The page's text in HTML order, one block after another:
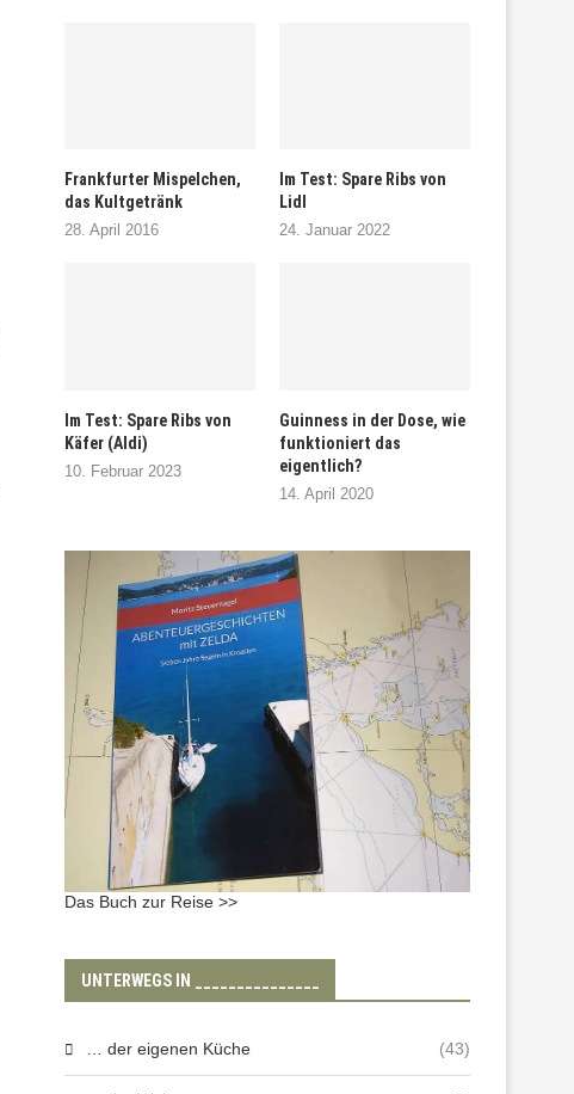
Frankfurter Mispelchen,
das Kultgetränk
28. April 2016
Im Test: Spare Ribs von
Lidl
24. Januar 2022
Im Test: Spare Ribs von
Käfer (Aldi)
10. Februar 2023
Guinness in der Dose, wie
funktioniert das
eigentlich?
14. April 2020
Das Buch zur Reise >>
UNTERWEGS IN _______________
… der eigenen Küche (43)